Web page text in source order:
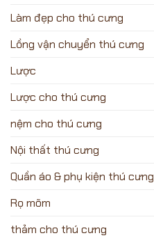
Làm đẹp cho thú cưng
Lồng vận chuyển thú cưng
Lược
Lược cho thú cưng
nệm cho thú cưng
Nội thất thú cưng
Quần áo & phụ kiện thú cưng
Rọ mõm
thảm cho thú cưng